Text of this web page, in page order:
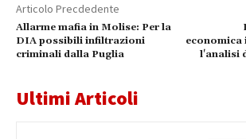
Articolo Precdedente
Allarme mafia in Molise: Per la
DIA possibili infiltrazioni
criminali dalla Puglia
economica
l'analisi
Ultimi Articoli